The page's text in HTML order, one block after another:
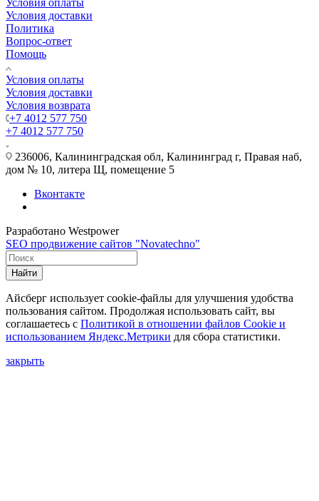
Условия доставки
Политика
Вопрос-ответ
Помощь
Условия оплаты
Условия доставки
Условия возврата
+7 4012 577 750
+7 4012 577 750
236006, Калининградская обл, Калининград г, Правая наб,
дом № 10, литера Щ, помещение 5
Вконтакте
Разработано Westpower
SEO продвижение сайтов "Novatechno"
Найти
Айсберг использует cookie-файлы для улучшения удобства
пользования сайтом. Продолжая использовать сайт, вы
соглашаетесь с Политикой в отношении файлов Сookie и
использованием Яндекс.Метрики для сбора статистики.
закрыть